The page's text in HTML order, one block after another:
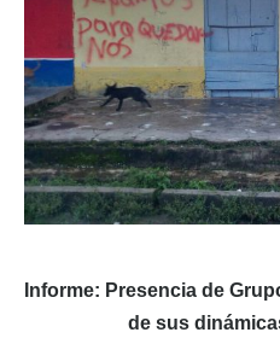
Informe: Presencia de
de sus